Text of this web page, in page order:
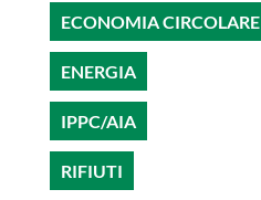
ECONOMIA CIRCOLARE
ENERGIA
IPPC/AIA
RIFIUTI